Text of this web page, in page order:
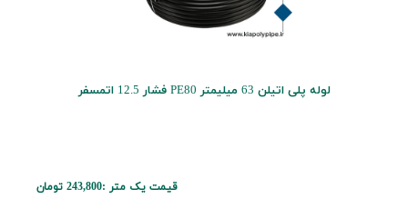
لوله پلی اتیلن 63 میلیمتر PE80 فشار 12.5 اتمسفر
قیمت یک متر :243,800 تومان